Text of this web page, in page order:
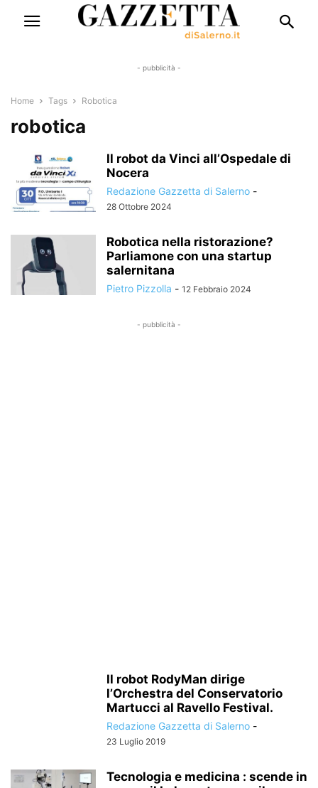
- pubblicità -
Home Tags Robotica
robotica
Il robot da Vinci all’Ospedale di
Nocera
Redazione Gazzetta di Salerno -
28 Ottobre 2024
Robotica nella ristorazione?
Parliamone con una startup
salernitana
Pietro Pizzolla - 12 Febbraio 2024
- pubblicità -
Il robot RodyMan dirige
l’Orchestra del Conservatorio
Martucci al Ravello Festival.
Redazione Gazzetta di Salerno -
23 Luglio 2019
Tecnologia e medicina : scende in